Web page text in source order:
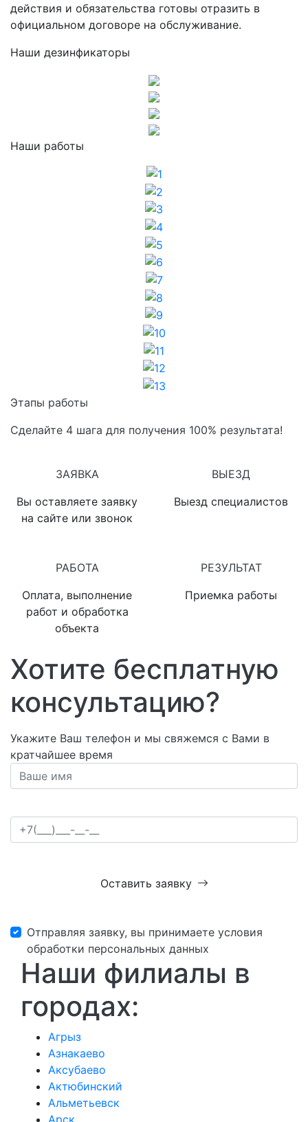
действия и обязательства готовы отразить в
официальном договоре на обслуживание.
Наши дезинфикаторы
Наши работы
1
4
7
10
12
13
Этапы работы
Сделайте 4 шага для получения 100% результата!
ЗАЯВКА
Вы оставляете заявку
на сайте или звонок
ВЫЕЗД
Выезд специалистов
РАБОТА
Оплата, выполнение
работ и обработка
объекта
РЕЗУЛЬТАТ
Приемка работы
Хотите бесплатную
консультацию?
Укажите Ваш телефон и мы свяжемся с Вами в
кратчайшее время
Оставить заявку
Отправляя заявку, вы принимаете условия
обработки персональных данных
Наши филиалы в
городах:
Агрыз
Азнакаево
Аксубаево
Актюбинский
Альметьевск
Арск